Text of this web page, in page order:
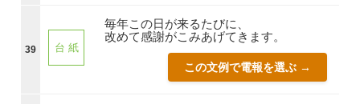
39 台 紙
毎年この日が来るたびに、
改めて感謝がこみあげてきます。
この文例で電報を選ぶ →